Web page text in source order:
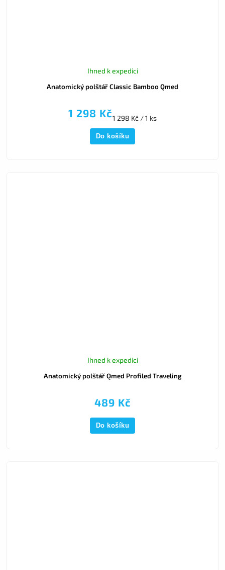
Anatomický polštář Classic Bamboo Qmed
Ihned k expedici
1 298 Kč1 298 Kč / 1 ks
Do košíku
Anatomický polštář Qmed Profiled Traveling
Ihned k expedici
489 Kč
Do košíku